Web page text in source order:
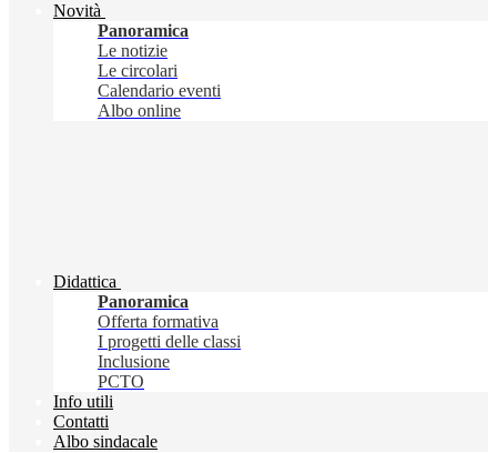
Novità
Panoramica
Le notizie
Le circolari
Calendario eventi
Albo online
Didattica
Panoramica
Offerta formativa
I progetti delle classi
Inclusione
PCTO
Info utili
Contatti
Albo sindacale